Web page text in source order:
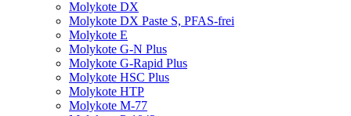
Molykote DX
Molykote DX Paste S, PFAS-frei
Molykote E
Molykote G-N Plus
Molykote G-Rapid Plus
Molykote HSC Plus
Molykote HTP
Molykote M-77